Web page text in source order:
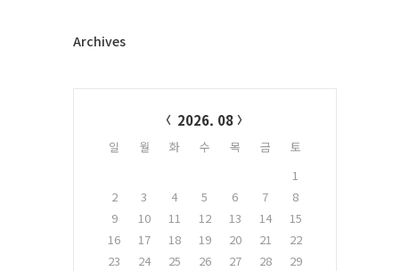
Archives
2026. 08
일 월 화 수 목 금
토
1
2
3 4 5 6 7
8
9
10 11 12 13 14
15
16
17 18 19 20 21
22
23
24 25 26 27 28
29